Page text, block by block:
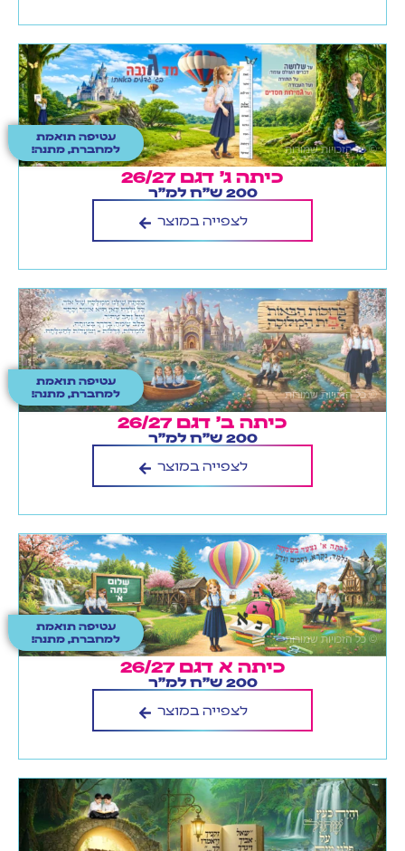
עטיפה תואמת
למחברת, מתנה!
כיתה ג' דגם 26/27
200 ש"ח למ"ר
לצפייה במוצר
עטיפה תואמת
למחברת, מתנה!
כיתה ב' דגם 26/27
200 ש"ח למ"ר
לצפייה במוצר
עטיפה תואמת
למחברת, מתנה!
כיתה א דגם 26/27
200 ש"ח למ"ר
לצפייה במוצר